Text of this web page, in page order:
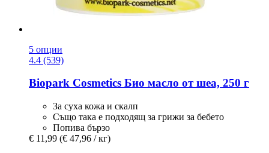
5 опции
4.4 (539)
Biopark Cosmetics Био масло от шеа, 250 г
За суха кожа и скалп
Също така е подходящ за грижи за бебето
Попива бързо
€ 11,99 (€ 47,96 / кг)